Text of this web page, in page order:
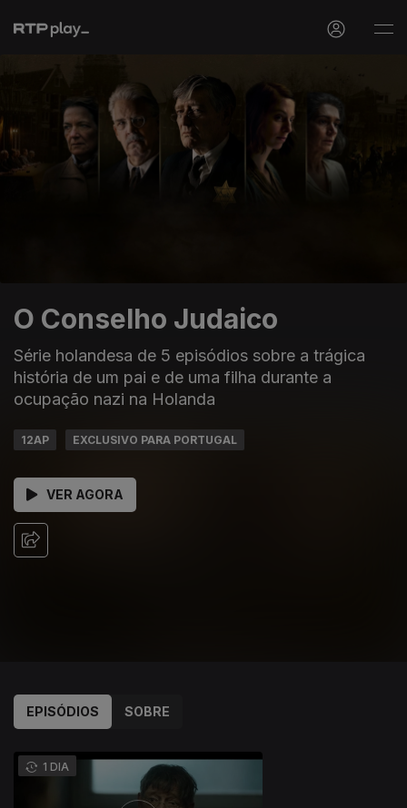
O Conselho Judaico
Série holandesa de 5 episódios sobre a trágica
história de um pai e de uma filha durante a
ocupação nazi na Holanda
12AP EXCLUSIVO PARA PORTUGAL
VER AGORA
EPISÓDIOS SOBRE
1 DIA
927564